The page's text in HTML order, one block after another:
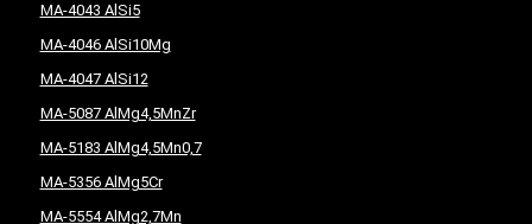
MA-4043 AlSi5
MA-4046 AlSi10Mg
MA-4047 AlSi12
MA-5087 AlMg4,5MnZr
MA-5183 AlMg4,5Mn0,7
MA-5356 AlMg5Cr
MA-5554 AlMg2,7Mn